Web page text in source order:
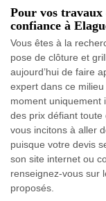
Pour vos travaux
confiance à
Vous êtes à la
pose de clôture et
aujourd’hui de faire
expert dans ce
moment uniquement
des prix défiant toute
vous incitons à aller
puisque votre devis
son site internet ou
renseignez-vous sur
proposés.